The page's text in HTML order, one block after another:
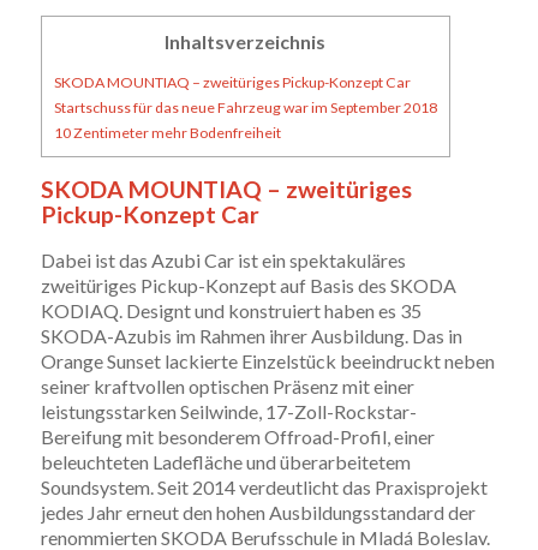
Inhaltsverzeichnis
SKODA MOUNTIAQ – zweitüriges Pickup-Konzept Car
Startschuss für das neue Fahrzeug war im September 2018
10 Zentimeter mehr Bodenfreiheit
SKODA MOUNTIAQ – zweitüriges
Pickup-Konzept Car
Dabei ist das Azubi Car ist ein spektakuläres
zweitüriges Pickup-Konzept auf Basis des SKODA
KODIAQ. Designt und konstruiert haben es 35
SKODA-Azubis im Rahmen ihrer Ausbildung. Das in
Orange Sunset lackierte Einzelstück beeindruckt neben
seiner kraftvollen optischen Präsenz mit einer
leistungsstarken Seilwinde, 17-Zoll-Rockstar-
Bereifung mit besonderem Offroad-Profil, einer
beleuchteten Ladefläche und überarbeitetem
Soundsystem. Seit 2014 verdeutlicht das Praxisprojekt
jedes Jahr erneut den hohen Ausbildungsstandard der
renommierten SKODA Berufsschule in Mladá Boleslav.